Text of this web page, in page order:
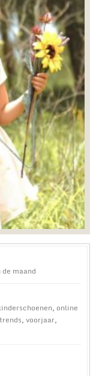
maand
, online
trends, voorjaar,